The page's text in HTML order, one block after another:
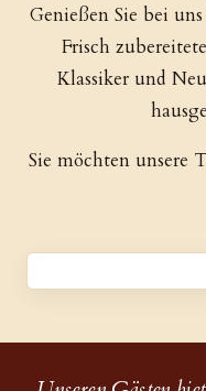
Genießen Sie bei
Frisch
Klassiker und
Sie möchten unsere